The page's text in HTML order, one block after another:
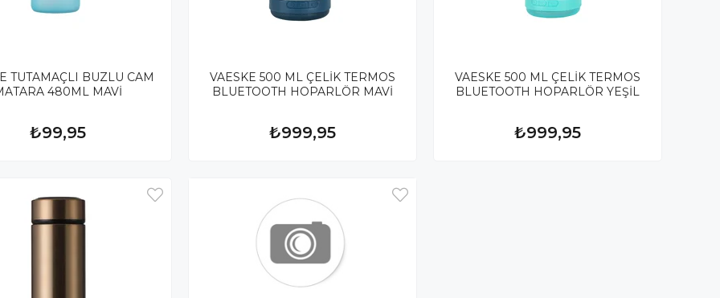
TUTAMAÇLI BUZLU CAM
480ML MAVİ
₺99,95
VAESKE 500 ML ÇELİK TERMOS
BLUETOOTH HOPARLÖR MAVİ
₺999,95
VAESKE 500 ML ÇELİK TERMOS
BLUETOOTH HOPARLÖR YEŞİL
₺999,95